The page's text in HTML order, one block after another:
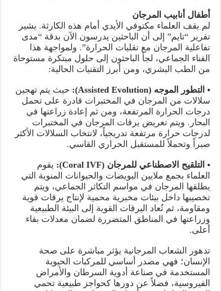
أطفال أنابيب المرجان
لم يقف العلماء مكتوفي الأيدي أمام هذه الكارثة. يشير
تقرير “تايم” إلى أن الباحثين يدرسون الآن بدقة “مدى
تفاعلية المرجان مع تقلبات الحرارة”. ولمواجهة هذا
الفناء الجماعي، لجأ الباحثون إلى حلول مبتكرة مستوحاة
من الطب البشري، ومن أبرز التقنيات الحالية:
• التطور الموجه (Assisted Evolution):
حيث يتم تهجين
سلالات من المرجان في المختبرات قادرة على تحمل
درجات الحرارة المرتفعة، ومن ثم إعادة زراعتها في
البحار. ويتم تعريض يرقات المرجان في المختبرات
لدرجات حرارة مرتفعة تدريجياً، لانتخاب السلالات الأكثر
صبراً وتحملاً للمستقبل الحراري القاسي.
• التلقيح الاصطناعي للمرجان (Coral IVF):
يقوم
العلماء بجمع ملايين البويضات والحيوانات المنوية التي
يطلقها المرجان في مواسم التكاثر الجماعي، ويتم
تخصيبها داخل بيئات مخبرية محمية لإنتاج يرقات قوية
ومقاومة، ثم تُعاد اليرقات القوية إلى البيئة الطبيعية
وزراعتها في المناطق المتضررة لضمان معدلات بقاء
أعلى.
تدهور الشعاب المرجانية يؤثر مباشرة على صحة
الإنسان؛ فهي مصدر أساسي للمركبات الحيوية
المستخدمة في صناعة أدوية السرطان والأمراض
الفيروسية، فضلاً عن دورها كحواجز طبيعية تحمي